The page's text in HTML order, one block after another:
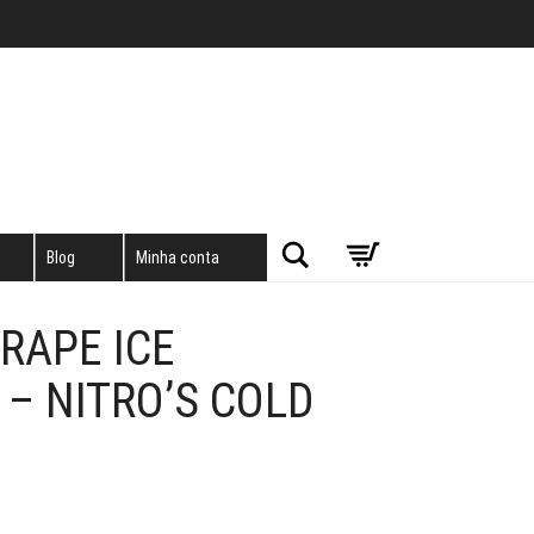
Blog Minha conta Pesquisar
ICE
NITRO’S COLD